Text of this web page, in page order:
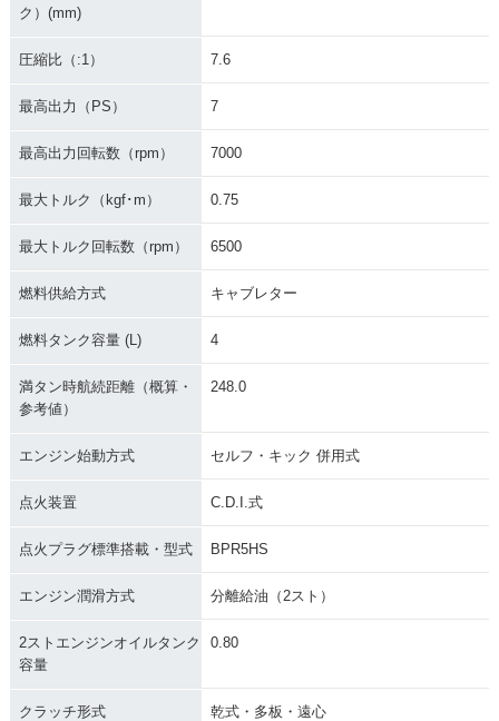
ク）(mm)
圧縮比（:1） 7.6
最高出力（PS） 7
最高出力回転数（rpm） 7000
最大トルク（kgf･m） 0.75
最大トルク回転数（rpm） 6500
燃料供給方式 キャブレター
燃料タンク容量 (L) 4
満タン時航続距離（概算・
参考値）
248.0
エンジン始動方式 セルフ・キック 併用式
点火装置 C.D.I.式
点火プラグ標準搭載・型式 BPR5HS
エンジン潤滑方式 分離給油（2スト）
2ストエンジンオイルタンク
容量
0.80
クラッチ形式 乾式・多板・遠心